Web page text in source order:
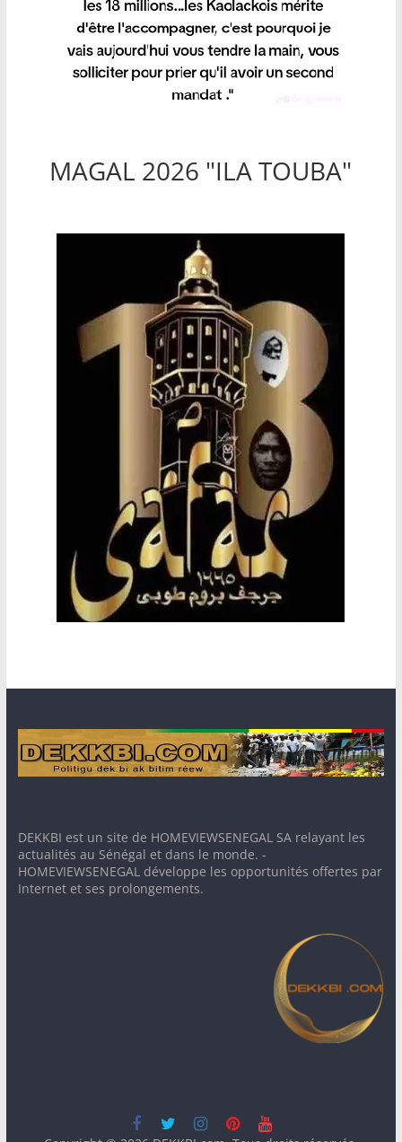
MAGAL 2026 "ILA TOUBA"
DEKKBI est un site de HOMEVIEWSENEGAL SA relayant les
actualités au Sénégal et dans le monde. -
HOMEVIEWSENEGAL développe les opportunités offertes par
Internet et ses prolongements.